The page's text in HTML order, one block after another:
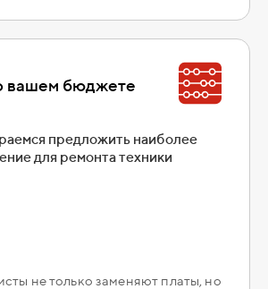
вашем бюджете
предложить наиболее
для ремонта техники
не только заменяют платы, но